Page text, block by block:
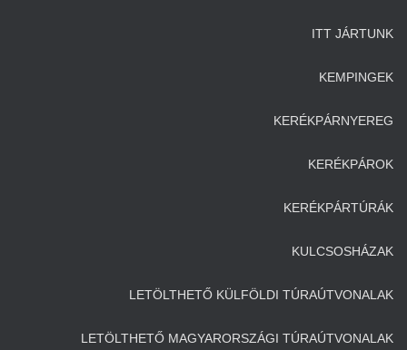
ITT JÁRTUNK
KEMPINGEK
KERÉKPÁRNYEREG
KERÉKPÁROK
KERÉKPÁRTÚRÁK
KULCSOSHÁZAK
LETÖLTHETŐ KÜLFÖLDI TÚRAÚTVONALAK
LETÖLTHETŐ MAGYARORSZÁGI TÚRAÚTVONALAK